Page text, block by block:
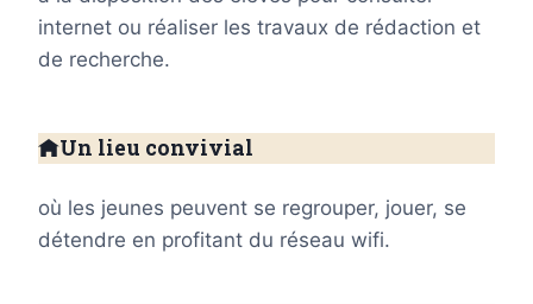
internet ou réaliser les travaux de rédaction et
de recherche.
Un lieu convivial
où les jeunes peuvent se regrouper, jouer, se
détendre en profitant du réseau wifi.